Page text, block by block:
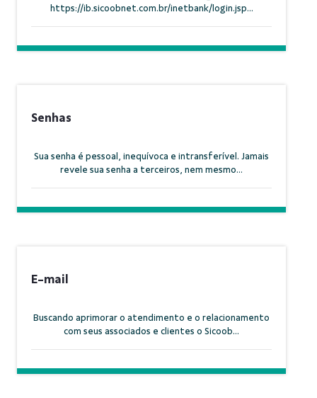
https://ib.sicoobnet.com.br/inetbank/login.jsp...
Senhas
Sua senha é pessoal, inequívoca e intransferível. Jamais
revele sua senha a terceiros, nem mesmo...
E-mail
Buscando aprimorar o atendimento e o relacionamento
com seus associados e clientes o Sicoob...